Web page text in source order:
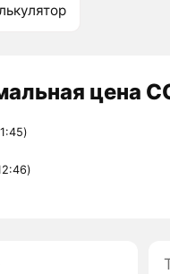
цена